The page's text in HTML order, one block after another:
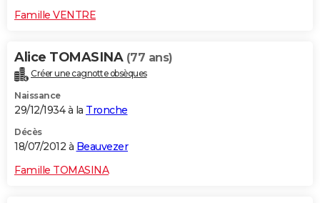
Famille VENTRE
Alice TOMASINA (77 ans)
Créer une cagnotte obsèques
Naissance
29/12/1934 à la Tronche
Décès
18/07/2012 à Beauvezer
Famille TOMASINA